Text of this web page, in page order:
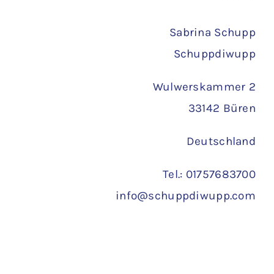
Sabrina Schupp
Schuppdiwupp
Wulwerskammer 2
33142 Büren
Deutschland
Tel.: 01757683700
info@schuppdiwupp.com